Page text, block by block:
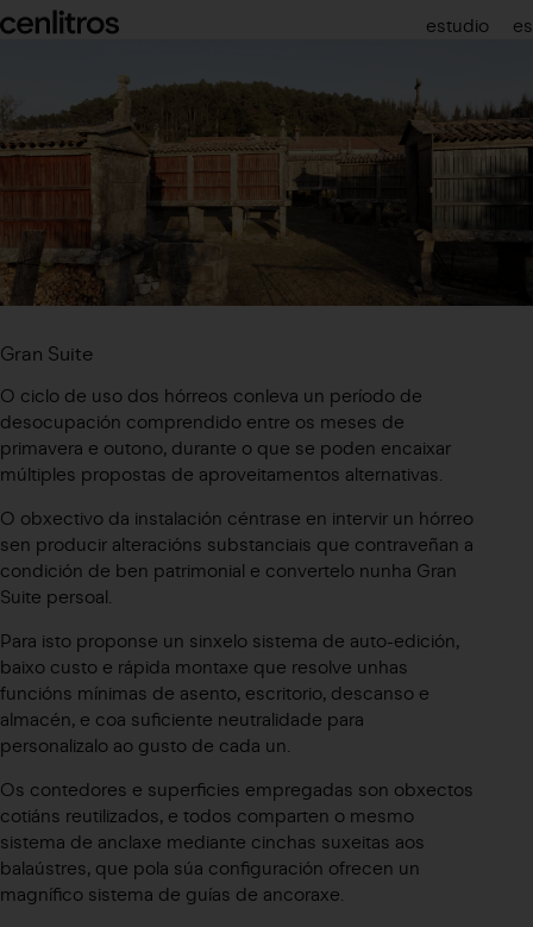
cenlitros estudio es
Gran Suite
O ciclo de uso dos hórreos conleva un período de
desocupación comprendido entre os meses de
primavera e outono, durante o que se poden encaixar
múltiples propostas de aproveitamentos alternativas.
O obxectivo da instalación céntrase en intervir un hórreo
sen producir alteracións substanciais que contraveñan a
condición de ben patrimonial e convertelo nunha Gran
Suite persoal.
Para isto proponse un sinxelo sistema de auto-edición,
baixo custo e rápida montaxe que resolve unhas
funcións mínimas de asento, escritorio, descanso e
almacén, e coa suficiente neutralidade para
personalizalo ao gusto de cada un.
Os contedores e superficies empregadas son obxectos
cotiáns reutilizados, e todos comparten o mesmo
sistema de anclaxe mediante cinchas suxeitas aos
balaústres, que pola súa configuración ofrecen un
magnífico sistema de guías de ancoraxe.